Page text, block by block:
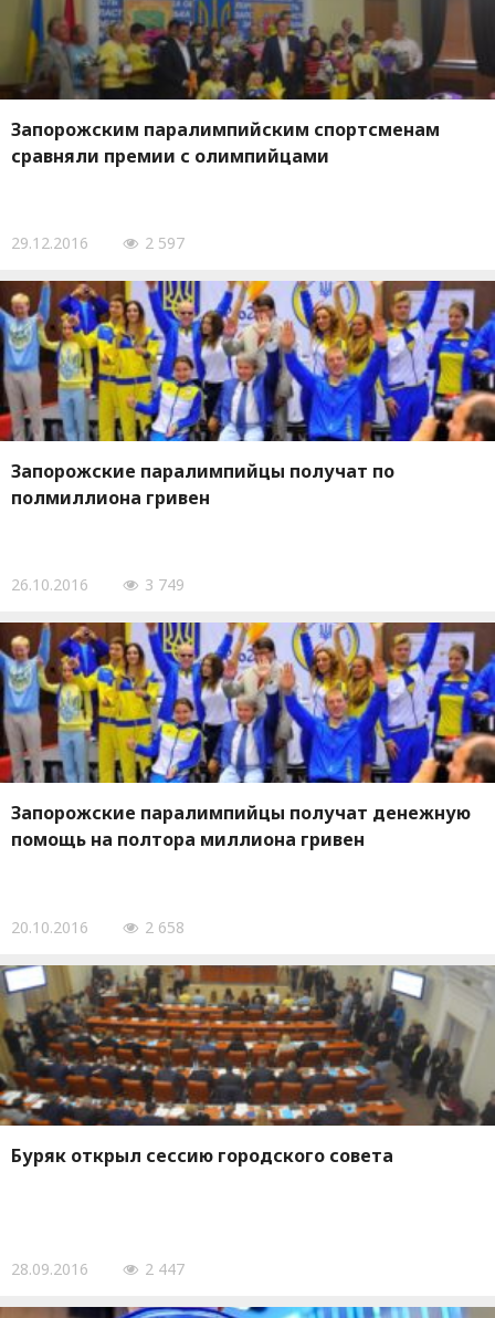
Запорожским паралимпийским спортсменам
сравняли премии с олимпийцами
29.12.2016 2 597
Запорожские паралимпийцы получат по
полмиллиона гривен
26.10.2016 3 749
Запорожские паралимпийцы получат денежную
помощь на полтора миллиона гривен
20.10.2016 2 658
Буряк открыл сессию городского совета
28.09.2016 2 447